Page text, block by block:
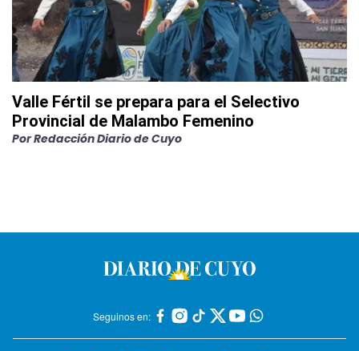
Valle Fértil se prepara para el Selectivo
Provincial de Malambo Femenino
PorRedacción Diario de Cuyo
Seguinos en: